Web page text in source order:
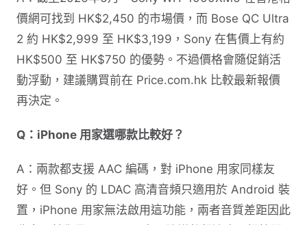
價網可找到 HK$2,450 的市場價，而 Bose QC Ultra
2 約 HK$2,999 至 HK$3,199，Sony 在售價上有約
HK$500 至 HK$750 的優勢。不過價格會隨促銷活
動浮動，建議購買前在 Price.com.hk 比較最新報價
再決定。
Q：iPhone 用家選哪款比較好？
A：兩款都支援 AAC 編碼，對 iPhone 用家同樣友
好。但 Sony 的 LDAC 高清音頻只適用於 Android 裝
置，iPhone 用家無法啟用這功能，兩者音質差距因此